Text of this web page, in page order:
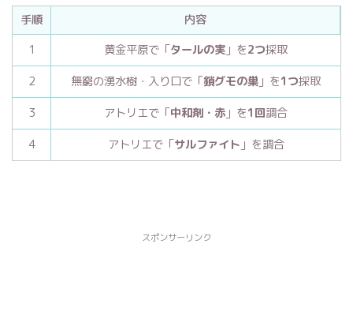
手順
内容
1
黄金平原で「タールの実 」を2つ採取
2
無窮の湧水樹・入り口で「鎖グモの巣 」を1つ採取
3
アトリエで「中和剤・赤 」を1回調合
4
アトリエで「サルファイト 」を調合
スポンサーリンク